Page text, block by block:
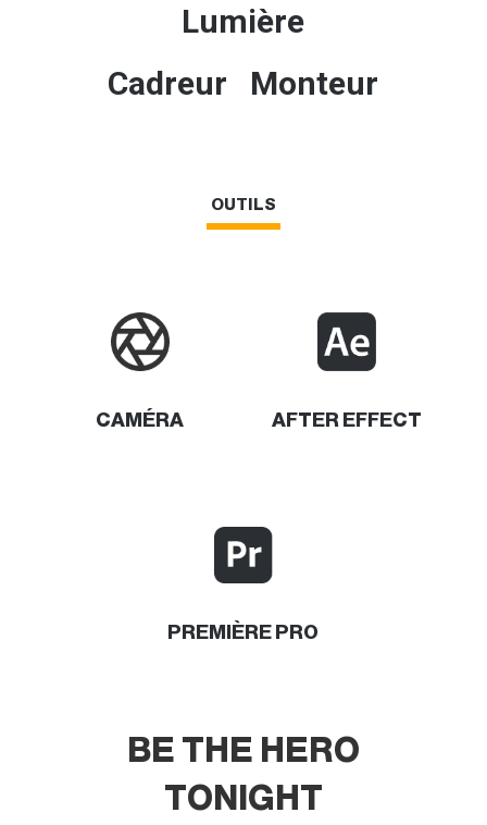
Lumière
Cadreur Monteur
OUTILS
CAMÉRA AFTER EFFECT
PREMIÈRE PRO
BE THE HERO
TONIGHT